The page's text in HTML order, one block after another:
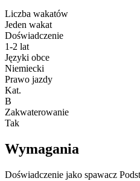
Liczba wakatów
Jeden wakat
Doświadczenie
1-2 lat
Języki obce
Niemiecki
Prawo jazdy
Kat.
B
Zakwaterowanie
Tak
Wymagania
Doświadczenie jako spawacz